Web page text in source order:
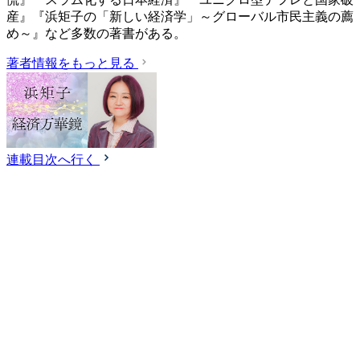
産』『浜矩子の「新しい経済学」～グローバル市民主義の薦
め～』など多数の著書がある。
著者情報をもっと見る
連載目次へ行く